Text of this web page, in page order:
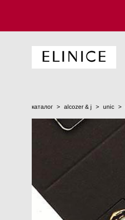
каталог > alcozer & j > unic >